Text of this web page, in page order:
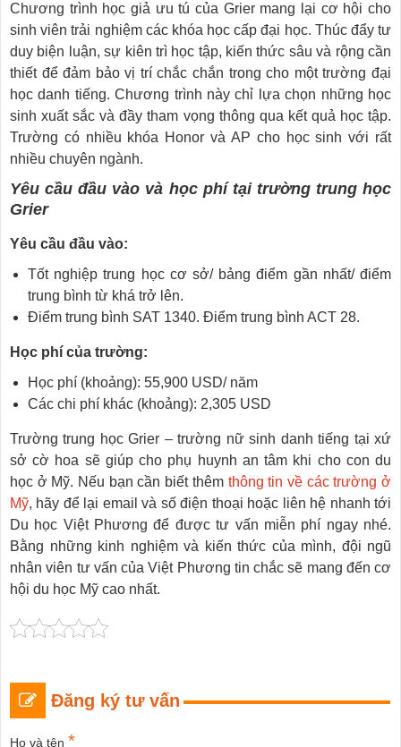
Chương trình học giả ưu tú của Grier mang lại cơ hội cho
sinh viên trải nghiệm các khóa học cấp đại học. Thúc đẩy tư
duy biện luận, sự kiên trì học tập, kiến thức sâu và rộng cần
thiết để đảm bảo vị trí chắc chắn trong cho một trường đại
học danh tiếng. Chương trình này chỉ lựa chọn những học
sinh xuất sắc và đầy tham vọng thông qua kết quả học tập.
Trường có nhiều khóa Honor và AP cho học sinh với rất
nhiều chuyên ngành.
Yêu cầu đầu vào và học phí tại trường trung học
Grier
Yêu cầu đầu vào:
Tốt nghiệp trung học cơ sở/ bảng điểm gần nhất/ điểm
trung bình từ khá trở lên.
Điểm trung bình SAT 1340. Điểm trung bình ACT 28.
Học phí của trường:
Học phí (khoảng): 55,900 USD/ năm
Các chi phí khác (khoảng): 2,305 USD
Trường trung học Grier – trường nữ sinh danh tiếng tại xứ
sở cờ hoa sẽ giúp cho phụ huynh an tâm khi cho con du
học ở Mỹ. Nếu bạn cần biết thêm thông tin về các trường ở
Mỹ, hãy để lại email và số điện thoại hoặc liên hệ nhanh tới
Du học Việt Phương để được tư vấn miễn phí ngay nhé.
Bằng những kinh nghiệm và kiến thức của mình, đội ngũ
nhân viên tư vấn của Việt Phương tin chắc sẽ mang đến cơ
hội du học Mỹ cao nhất.
Đăng ký tư vấn
Họ và tên *